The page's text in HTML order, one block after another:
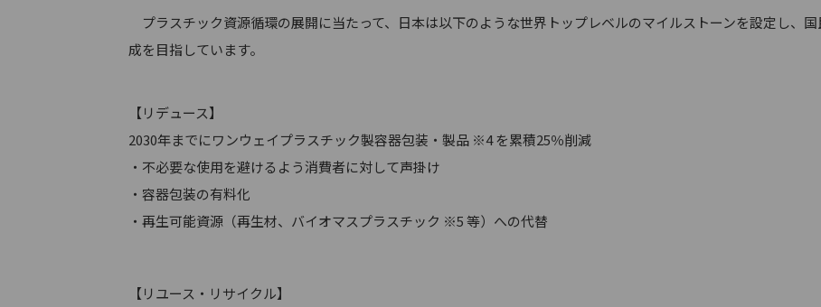
プラスチック資源循環の展開に当たって、日本は以下のような世界トップレベルのマイルストーンを設定し、
成を目指しています。
【リデュース】
2030年までにワンウェイプラスチック製容器包装・製品 ※4 を累積25％削減
・不必要な使用を避けるよう消費者に対して声掛け
・容器包装の有料化
・再生可能資源（再生材、バイオマスプラスチック ※5 等）への代替
【リユース・リサイクル】